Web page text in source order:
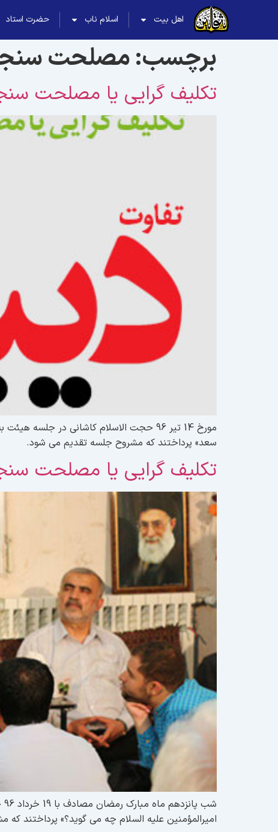
اهل بیت اسلام ناب حضرت استاد
برچسب:مصلحت
تکلیف گرایی یا مصلحت
مورخ 14 تیر 96 حجت الاسلام کاشانی در
سعد» پرداختند که مشروح جلسه تقدیم می شود.
تکلیف گرایی یا مصلحت
امیرالمؤمنین علیه السلام چه می گوید؟» پرداختند